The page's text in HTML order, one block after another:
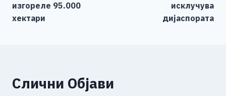
изгореле 95.000
хектари
исклучува
дијаспората
Слични Објави